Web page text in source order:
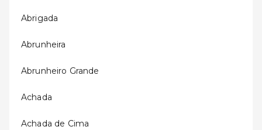
Abrigada
Abrunheira
Abrunheiro Grande
Achada
Achada de Cima